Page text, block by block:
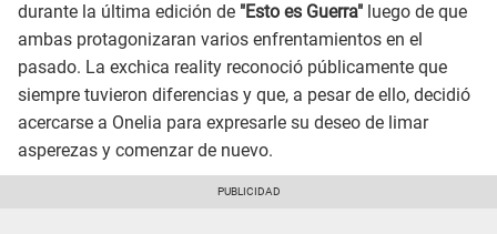
durante la última edición de "Esto es Guerra" luego de que
ambas protagonizaran varios enfrentamientos en el
pasado. La exchica reality reconoció públicamente que
siempre tuvieron diferencias y que, a pesar de ello, decidió
acercarse a Onelia para expresarle su deseo de limar
asperezas y comenzar de nuevo.